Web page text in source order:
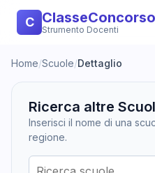
C ClasseConcorso
Strumento Docenti
Home/Scuole/Dettaglio
Ricerca altre
Inserisci il nome di una
regione.